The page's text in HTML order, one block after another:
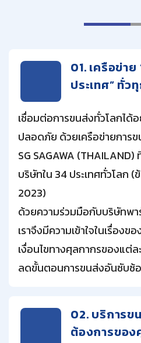
01. เครือข่า
ประเทศ” ทั่ว
เชื่อมต่อการขนส่งทั่วโลกได้
ปลอดภัย ด้วยเครือข่ายการข
SG SAGAWA (THAILAND)
บริษัทใน 34 ประเทศทั่วโลก
2023)
ด้วยความร่วมมือกับบริษัทพา
เราจึงมีความเข้าใจในเรื่อง
เงื่อนไขทางศุลกากรของแต่ล
ลดขั้นตอนการขนส่งอันซับซ้
02. บริการข
ต้องการขอ